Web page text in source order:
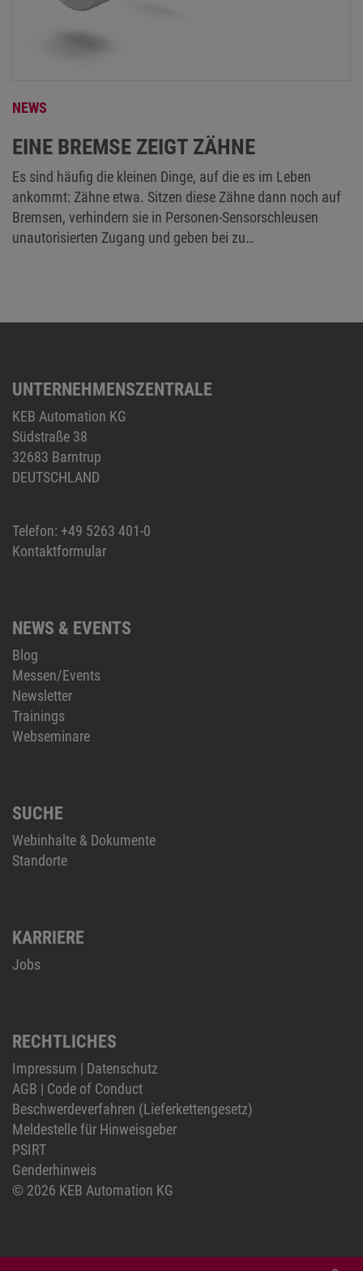
NEWS
EINE BREMSE ZEIGT ZÄHNE
Es sind häufig die kleinen Dinge, auf die es im Leben
ankommt: Zähne etwa. Sitzen diese Zähne dann noch auf
Bremsen, verhindern sie in Personen-Sensorschleusen
unautorisierten Zugang und geben bei zu…
UNTERNEHMENSZENTRALE
KEB Automation KG
Südstraße 38
32683 Barntrup
DEUTSCHLAND
Telefon: +49 5263 401-0
Kontaktformular
NEWS & EVENTS
Blog
Messen/Events
Newsletter
Trainings
Webseminare
SUCHE
Webinhalte & Dokumente
Standorte
KARRIERE
Jobs
RECHTLICHES
Impressum | Datenschutz
AGB | Code of Conduct
Beschwerdeverfahren (Lieferkettengesetz)
Meldestelle für Hinweisgeber
PSIRT
Genderhinweis
© 2026 KEB Automation KG